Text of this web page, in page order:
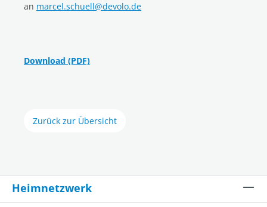
an marcel.schuell@devolo.de
Download (PDF)
Zurück zur Übersicht
Heimnetzwerk